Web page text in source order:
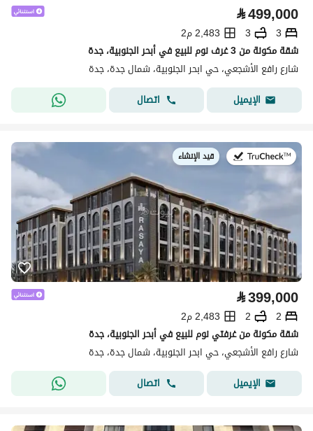
⃁499,000
3
3
2,483 م2
شقة مكونة من 3 غرف نوم للبيع في أبحر الجنوبية، جدة
شارع رافع الأشجعي، حي ابحر الجنوبية، شمال جدة، جدة
الإيميل
اتصال
في:قيد الإنشاء
⃁399,000
2
2
2,483 م2
شقة مكونة من غرفتي نوم للبيع في أبحر الجنوبية، جدة
شارع رافع الأشجعي، حي ابحر الجنوبية، شمال جدة، جدة
الإيميل
اتصال